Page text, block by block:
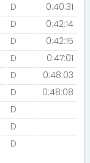
D
0:40:31
D
0:42:14
D
0:42:15
D
0:47:01
D
0:48:03
D
0:48:08
D
D
D